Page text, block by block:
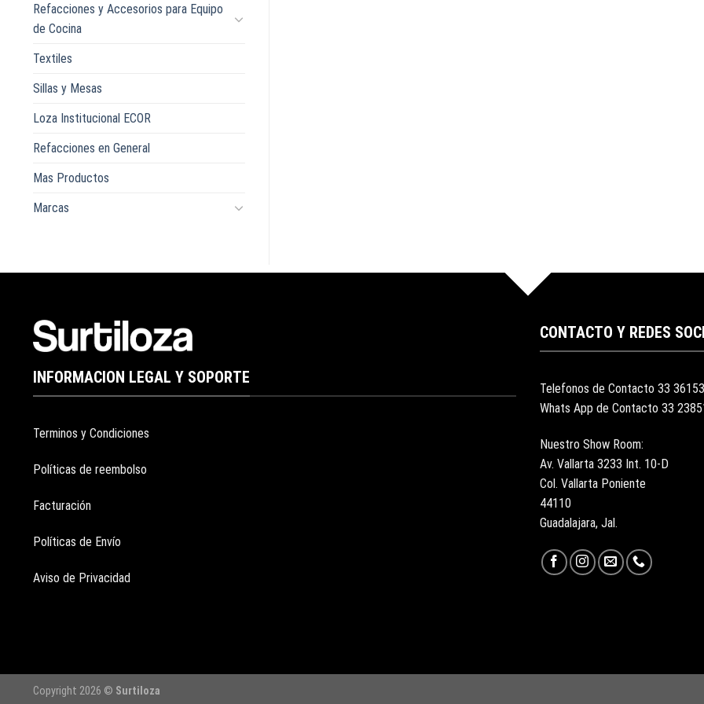
Refacciones y Accesorios para Equipo
de Cocina
Textiles
Sillas y Mesas
Loza Institucional ECOR
Refacciones en General
Mas Productos
Marcas
INFORMACION LEGAL Y SOPORTE
Terminos y Condiciones
Políticas de reembolso
Facturación
Políticas de Envío
Aviso de Privacidad
CONTACTO Y REDES
Telefonos de Contacto 33
Whats App de Contacto 33
Nuestro Show Room:
Av. Vallarta 3233 Int. 10-D
Col. Vallarta Poniente
44110
Guadalajara, Jal.
Copyright 2026 © Surtiloza